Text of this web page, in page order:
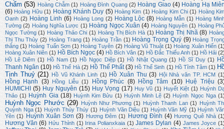
Chẩm (53) Hoàng Chẫm (1) Hoàng Đình Quang (2) Hoàng Giao (4) Hoàng Hạ
(6) Hoàng Hữu (1) Hoàng Khánh Duy (5) Hoàng Kim (1) Hoàng Kim Chi (1) Hoàng
Oanh (2) Hoàng Linh (6) Hoàng Long (2) Hoàng Lộc (8) Hoàng Mẫn (1) Hoàng
Tường (2) Hoàng Nghĩa Lược (1) Hoàng Ngọc Xuân (4) Hoàng Nguyên (1) Hoàng
Ngọc Tường (1) Hoàng Thảo Chi (1) Hoàng Thị Bích Hà (1) Hoàng Thị Nhã (8)
Thị Thu Thủy (2) Hoàng Trang (1) Hoàng Trần (1) Hoàng Trọng Quý (9) Hoàng
thắng (1) Hoàng Tuấn Sơn (1) Hoàng Tuyên (2) Hoàng Vũ Thuật (1) Hoàng Xuân Hiến
Hoàng Xuân Niên (1) Hồ Bích Ngọc (4) Hồ Bích Vân (2) Hồ Đắc Thiếu Anh (1) Hồ Hải
Hồ Lê Diêm (1) Hồ Nam (1) Hồ Ngọc Diệp (1) Hồ Nhật Quang (1) Hồ Sĩ Duy (1)
Thanh Ngân (10) Hồ Thế Hà (2) Hồ Thế Phất (3) Hồ Thế Sinh (1) Hồ Tĩnh Tâm (1)
Tịnh Thuỷ (21) Hồ Vũ Khánh Linh (1) Hồ Xuân Thu (3) Hội Nhà văn TP. HCM
Hồng Hạnh (3) Hồng Liễu (1) Hồng Phúc (8) Hồng Tâm (10) Huệ Triệu
HUMICHI (5) Huy Nguyên (15) Huy Vọng (17) Huy Vũ (1) Huyết Kiệt (1) Huỳnh
Thảo (1) Huỳnh Gia (18) Huỳnh Kim Bửu (1) Huỳnh Minh Lệ (2) Huỳnh Ngọc Nga
Huỳnh Ngọc Phước (29) Huỳnh Như Phương (1) Huỳnh Thanh Lan (1)
Huỳnh
Quỳnh Nga (1) Huỳnh Thúy Thúy (1) Huỳnh Văn Diệu (1) Huỳnh Văn Mỹ (1) Huỳnh
Yên (1) Huỳnh Xuân Sơn (3) Hương Đêm (1) Hương Đình (4) Hương Quê Nhà
Hương Văn (6) Hửu Thỉnh (1) Irina Polianxkaia (1) James Dylan (4) James Joyce